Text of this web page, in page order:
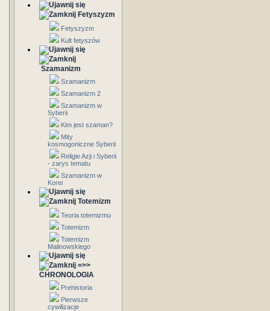
Fetyszyzm
Fetyszyzm
Kult fetyszów
Szamanizm
Szamanizm
Szamanizm 2
Szamanizm w
Syberii
Kim jest szaman?
Mity
kosmogoniczne Syberii
Religie Azji i Syberii
- zarys tematu
Szamanizm w
Korei
Totemizm
Teoria totemizmu
Totemizm
Totemizm
Malinowskiego
=>>
CHRONOLOGIA
Prehistoria
Pierwsze
cywilizacje